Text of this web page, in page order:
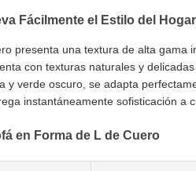
Fácilmente el Estilo del Hogar
presenta una textura de alta
con texturas naturales y
y verde oscuro, se adapta
instantáneamente sofisticación a
en Forma de L de Cuero